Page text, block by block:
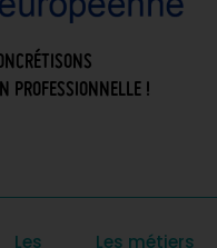
PROFESSIONNELLE !
Les
Les métiers